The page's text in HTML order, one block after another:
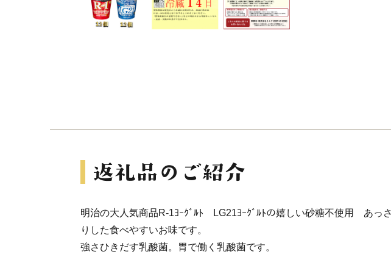
明治の大人気商品R-1ﾖｰｸﾞﾙﾄ LG21ﾖｰｸﾞﾙﾄの嬉しい砂糖不使用 あっさ
りした食べやすいお味です。
強さひきだす乳酸菌。胃で働く乳酸菌です。